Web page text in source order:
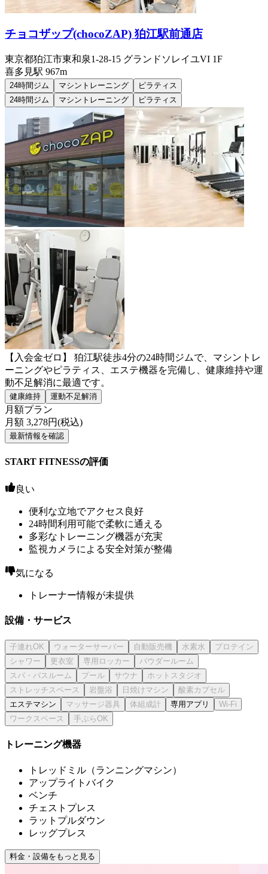
チョコザップ(chocoZAP) 狛江駅前通店
東京都狛江市東和泉1-28-15 グランドソレイユVI 1F
喜多見駅 967m
24時間ジム マシントレーニング
ピラティス
24時間ジム
マシントレーニング ピラティス
【入会金ゼロ】 狛江駅徒歩4分の24時間ジムで、マシントレ
ーニングやピラティス、エステ機器を完備し、健康維持や運
動不足解消に最適です。
健康維持 運動不足解消
月額プラン
月額 3,278円(税込)
最新情報を確認
START FITNESSの評価
良い
便利な立地でアクセス良好
24時間利用可能で柔軟に通える
多彩なトレーニング機器が充実
監視カメラによる安全対策が整備
気になる
トレーナー情報が未提供
設備・サービス
エステマシン 専用アプリ
トレーニング機器
トレッドミル（ランニングマシン）
アップライトバイク
ベンチ
チェストプレス
ラットプルダウン
レッグプレス
料金・設備をもっと見る